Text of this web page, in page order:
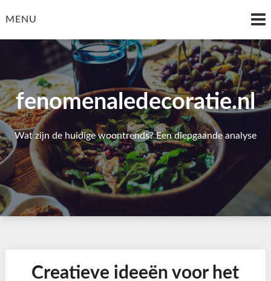
toMENU
fenomenaledecoratie.nl
Wat zijn de huidige woontrends? Een diepgaande analyse
Creatieve ideeën voor het